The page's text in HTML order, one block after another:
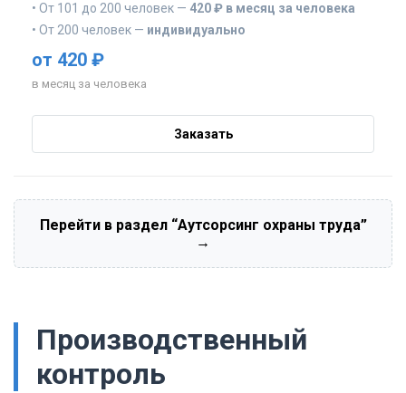
• От 101 до 200 человек — 420 ₽ в месяц за человека
• От 200 человек — индивидуально
от 420 ₽
в месяц за человека
Заказать
Перейти в раздел “Аутсорсинг охраны труда”
→
Производственный
контроль